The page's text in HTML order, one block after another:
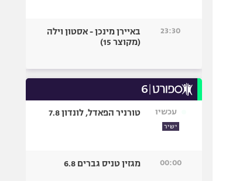
23:30
באיירן מינכן - אסטון וילה
(מקוצר 15)
עכשיו
ישיר
טורניר הפאדל, לונדון 7.8
00:00 מגזין טניס גברים 6.8